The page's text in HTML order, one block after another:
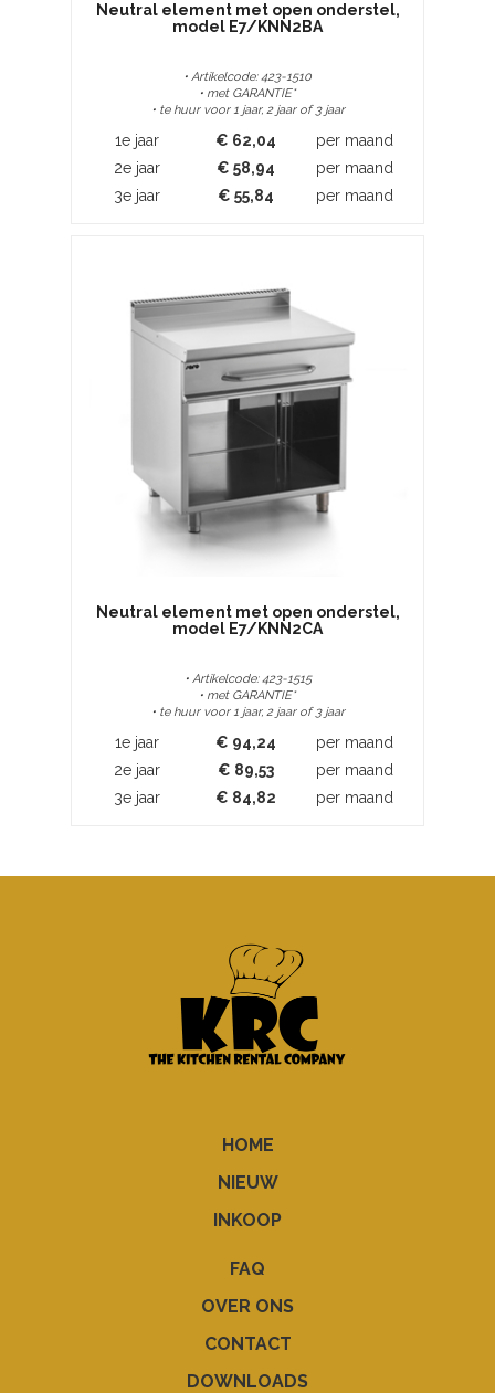
Neutral element met open onderstel,
model E7/KNN2BA
• Artikelcode: 423-1510
• met GARANTIE*
• te huur voor 1 jaar, 2 jaar of 3 jaar
1e jaar € 62,04
per maand
2e jaar
€ 58,94
per maand
3e jaar
€ 55,84 per maand
Neutral element met open onderstel,
model E7/KNN2CA
• Artikelcode: 423-1515
• met GARANTIE*
• te huur voor 1 jaar, 2 jaar of 3 jaar
1e jaar € 94,24
per maand
2e jaar
€ 89,53
per maand
3e jaar
€ 84,82 per maand
HOME
NIEUW
INKOOP
FAQ
OVER ONS
CONTACT
DOWNLOADS